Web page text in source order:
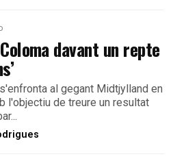
davant un repte
al gegant Midtjylland en
l'objectiu de treure un resultat